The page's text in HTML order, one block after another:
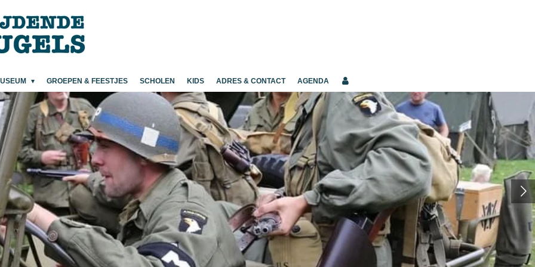
GROEPEN & FEESTJES SCHOLEN KIDS ADRES & CONTACT AGENDA